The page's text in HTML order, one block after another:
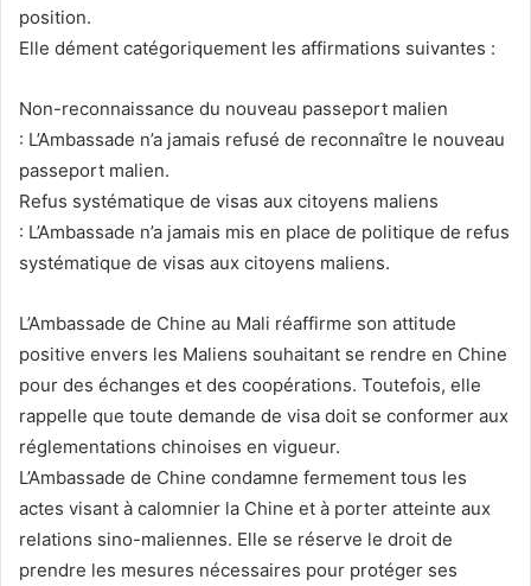
position.
Elle dément catégoriquement les affirmations suivantes :
Non-reconnaissance du nouveau passeport malien
: L’Ambassade n’a jamais refusé de reconnaître le nouveau
passeport malien.
Refus systématique de visas aux citoyens maliens
: L’Ambassade n’a jamais mis en place de politique de refus
systématique de visas aux citoyens maliens.
L’Ambassade de Chine au Mali réaffirme son attitude
positive envers les Maliens souhaitant se rendre en Chine
pour des échanges et des coopérations. Toutefois, elle
rappelle que toute demande de visa doit se conformer aux
réglementations chinoises en vigueur.
L’Ambassade de Chine condamne fermement tous les
actes visant à calomnier la Chine et à porter atteinte aux
relations sino-maliennes. Elle se réserve le droit de
prendre les mesures nécessaires pour protéger ses